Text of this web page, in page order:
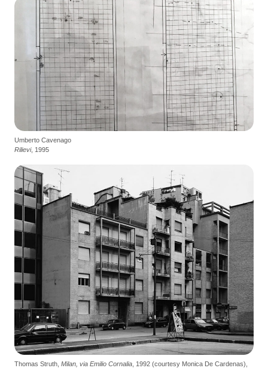
Umberto Cavenago
Rilievi, 1995
Thomas Struth, Milan, via Emilio Cornalia , 1992 (courtesy Monica De Cardenas),